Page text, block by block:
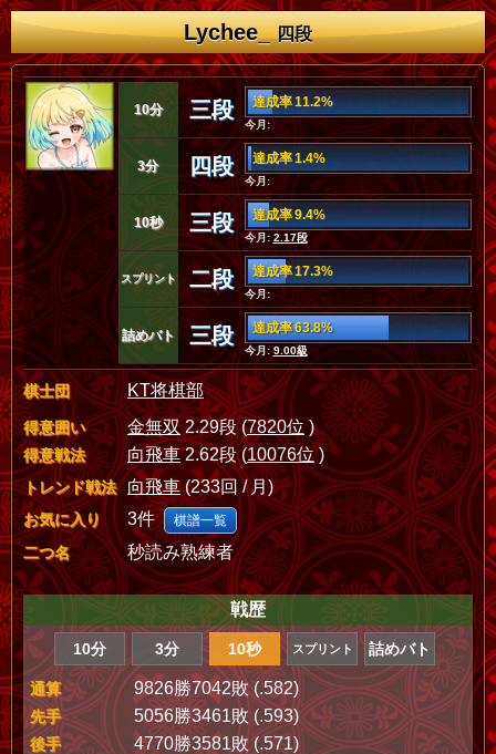
Lychee_四段
10分 三段 達成率 11.2%
今月:
3分 四段 達成率 1.4%
今月:
10秒 三段 達成率 9.4%
今月: 2.17段
スプリント 二段 達成率 17.3%
今月:
詰めバト 三段 達成率 63.8%
今月:9.00級
棋士団 KT将棋部
得意囲い 金無双2.29段 (7820位 )
得意戦法 向飛車2.62段 (10076位)
トレンド戦法 向飛車(233回 / 月)
お気に入り 3件 棋譜一覧
二つ名 秒読み熟練者
戦歴
10分 3分 10秒 スプリント 詰めバト
通算 9826勝7042敗 (.582)
先手 5056勝3461敗 (.593)
後手 4770勝3581敗 (.571)